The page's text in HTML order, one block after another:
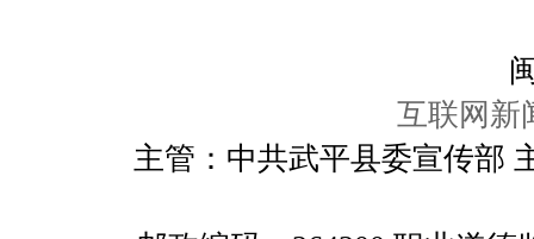
互联网新
主管：中共武平县委宣传部